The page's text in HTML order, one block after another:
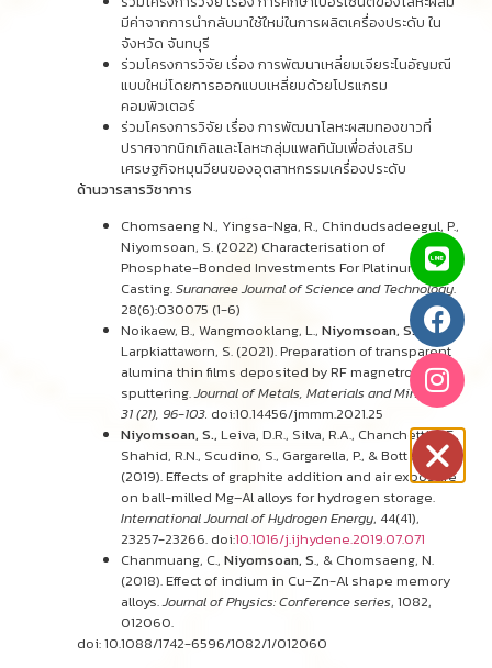
มีค่าจากการนำกลับมาใช้ใหม่ในการผลิตเครื่องประดับ ใน
จังหวัด จันทบุรี
ร่วมโครงการวิจัย เรื่อง การพัฒนาเหลี่ยมเจียระไนอัญมณี
แบบใหม่โดยการออกแบบเหลี่ยมด้วยโปรแกรม
คอมพิวเตอร์
ร่วมโครงการวิจัย เรื่อง การพัฒนาโลหะผสมทองขาวที่
ปราศจากนิกเกิลและโลหะกลุ่มแพลทินัมเพื่อส่งเสริม
เศรษฐกิจหมุนวียนของอุตสาหกรรมเครื่องประดับ
ด้านวารสารวิชาการ
Chomsaeng N., Yingsa-Nga, R., Chindudsadeegul, P.,
Niyomsoan, S. (2022) Characterisation of
Phosphate-Bonded Investments For Platinum
Casting.Suranaree Journal of Science and Technology.
28(6):030075 (1-6)
Noikaew, B., Wangmooklang, L., Niyomsoan, S., &
Larpkiattaworn, S. (2021). Preparation of transparent
alumina thin films deposited by RF magnetron
sputtering.Journal of Metals, Materials and Minerals,
31 (21), 96-103. doi:10.14456/jmmm.2021.25
Niyomsoan, S., Leiva, D.R., Silva, R.A., Chanchetti, L.F.,
Shahid, R.N., Scudino, S., Gargarella, P., & Botta, W.J.
(2019). Effects of graphite addition and air exposure
on ball-milled Mg–Al alloys for hydrogen storage.
International Journal of Hydrogen Energy, 44(41),
23257-23266. doi:10.1016/j.ijhydene.2019.07.071
Chanmuang, C., Niyomsoan, S., & Chomsaeng, N.
(2018). Effect of indium in Cu-Zn-Al shape memory
alloys.Journal of Physics: Conference series, 1082,
012060.
doi: 10.1088/1742-6596/1082/1/012060